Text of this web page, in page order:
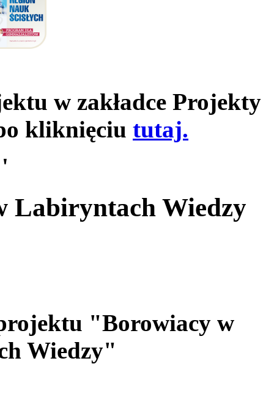
w zakładce Projekty
kliknięciu tutaj.
'
Labiryntach Wiedzy
"Borowiacy w
Wiedzy"